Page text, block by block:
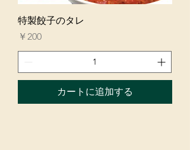
特製餃子のタレ
価格
￥200
カートに追加する